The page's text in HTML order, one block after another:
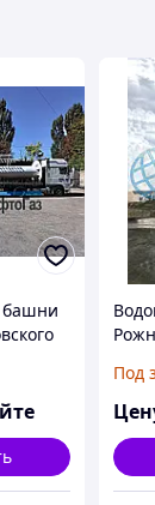
башни
Под